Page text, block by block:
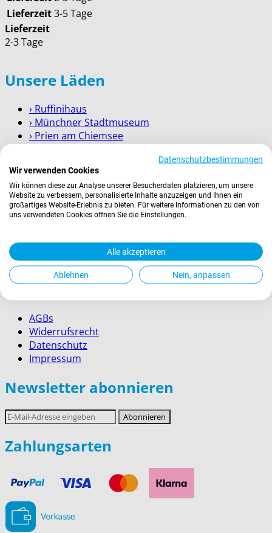
Lieferzeit3-5 Tage
Lieferzeit
2-3 Tage
Unsere Läden
› Ruffinihaus
› Münchner Stadtmuseum
› Prien am Chiemsee
Wissenswertes
Zahlung
Kontakt
Service für Firmenkunden
Rechtliches
AGBs
Widerrufsrecht
Datenschutz
Impressum
Newsletter abonnieren
E-
Mail-
Adresse
Abonnieren
Zahlungsarten
Datenschutzbestimmungen
Wir verwenden Cookies
Wir können diese zur Analyse unserer Besucherdaten platzieren, um unsere
Website zu verbessern, personalisierte Inhalte anzuzeigen und Ihnen ein
großartiges Website-Erlebnis zu bieten. Für weitere Informationen zu den von
uns verwendeten Cookies öffnen Sie die Einstellungen.
Alle akzeptieren
Ablehnen Nein, anpassen